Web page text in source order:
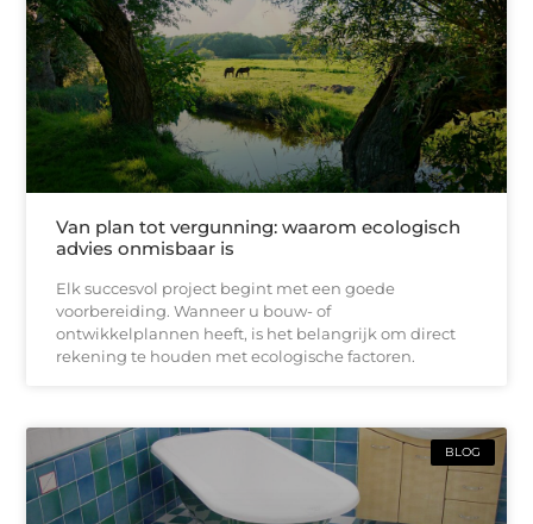
Van plan tot vergunning: waarom ecologisch
advies onmisbaar is
Elk succesvol project begint met een goede
voorbereiding. Wanneer u bouw- of
ontwikkelplannen heeft, is het belangrijk om direct
rekening te houden met ecologische factoren.
BLOG